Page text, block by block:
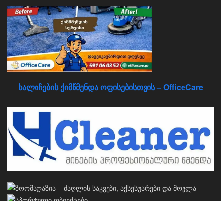
ხალიჩების ქიმწმენდა ოფისებისთვის – OfficeCare